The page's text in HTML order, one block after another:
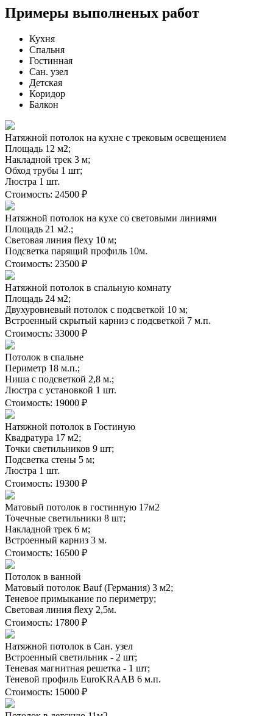
Примеры выполненых работ
Кухня
Спальня
Гостинная
Сан. узел
Детская
Коридор
Балкон
Натяжной потолок на кухне с трековым освещением
Площадь 12 м2;
Накладной трек 3 м;
Обход трубы 1 шт;
Люстра 1 шт.
Стоимость: 24500 ₽
Натяжной потолок на кухе со световыми линиями
Площадь 21 м2.;
Световая линия flexy 10 м;
Подсветка парящий профиль 10м.
Стоимость: 23500 ₽
Натяжной потолок в спальную комнату
Площадь 24 м2;
Двухуровневый потолок с подсветкой 10 м;
Встроенный скрытый карниз с подсветкой 7 м.п.
Стоимость: 33000 ₽
Потолок в спальне
Периметр 18 м.п.;
Ниша с подсветкой 2,8 м.;
Люстра с установкой 1 шт.
Стоимость: 19000 ₽
Натяжной потолок в Гостиную
Квадратура 17 м2;
Точки светильников 9 шт;
Подсветка стены 5 м;
Люстра 1 шт.
Стоимость: 19300 ₽
Матовый потолок в гостинную 17м2
Точечные светильники 8 шт;
Накладной трек 6 м;
Встроенный карниз 3 м.
Стоимость: 16500 ₽
Потолок в ванной
Матовый потолок Bauf (Германия) 3 м2;
Теневое примыкание по периметру;
Световая линия flexy 2,5м.
Стоимость: 17800 ₽
Натяжной потолок в Сан. узел
Встроенный светильник - 2 шт;
Теневая магнитная решетка - 1 шт;
Теневой профиль EuroKRAAB 6 м.п.
Стоимость: 15000 ₽